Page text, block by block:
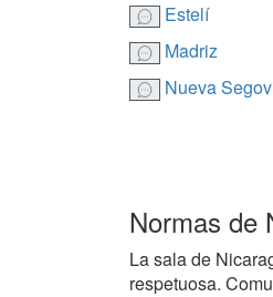
Estelí
Madriz
Nueva
Normas de
La sala de
respetuosa.